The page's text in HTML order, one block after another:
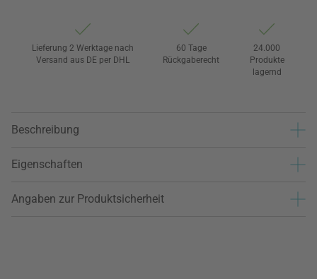
Lieferung 2 Werktage nach
Versand aus DE per DHL
60 Tage
Rückgaberecht
24.000
Produkte
lagernd
Beschreibung
Eigenschaften
Angaben zur Produktsicherheit